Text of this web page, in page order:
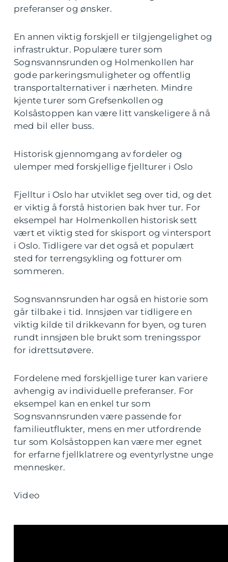
preferanser og ønsker.
En annen viktig forskjell er tilgjengelighet og
infrastruktur. Populære turer som
Sognsvannsrunden og Holmenkollen har
gode parkeringsmuligheter og offentlig
transportalternativer i nærheten. Mindre
kjente turer som Grefsenkollen og
Kolsåstoppen kan være litt vanskeligere å nå
med bil eller buss.
Historisk gjennomgang av fordeler og
ulemper med forskjellige fjellturer i Oslo
Fjelltur i Oslo har utviklet seg over tid, og det
er viktig å forstå historien bak hver tur. For
eksempel har Holmenkollen historisk sett
vært et viktig sted for skisport og vintersport
i Oslo. Tidligere var det også et populært
sted for terrengsykling og fotturer om
sommeren.
Sognsvannsrunden har også en historie som
går tilbake i tid. Innsjøen var tidligere en
viktig kilde til drikkevann for byen, og turen
rundt innsjøen ble brukt som treningsspor
for idrettsutøvere.
Fordelene med forskjellige turer kan variere
avhengig av individuelle preferanser. For
eksempel kan en enkel tur som
Sognsvannsrunden være passende for
familieutflukter, mens en mer utfordrende
tur som Kolsåstoppen kan være mer egnet
for erfarne fjellklatrere og eventyrlystne unge
mennesker.
Video